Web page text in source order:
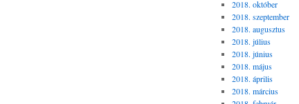
2018. október
2018. szeptember
2018. augusztus
2018. július
2018. június
2018. május
2018. április
2018. március